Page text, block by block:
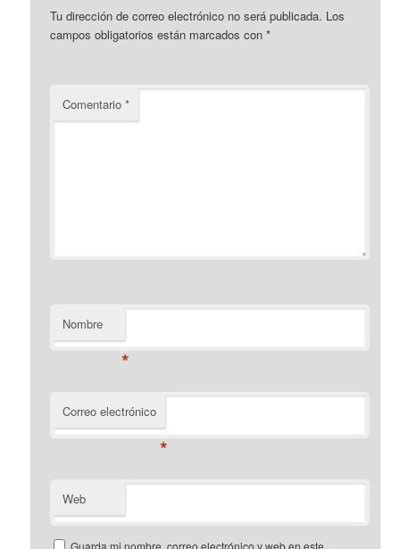
Tu dirección de correo electrónico no será publicada. Los
campos obligatorios están marcados con*
Comentario*
Nombre
*
Correo electrónico
*
Web
Guarda mi nombre, correo electrónico y web en este